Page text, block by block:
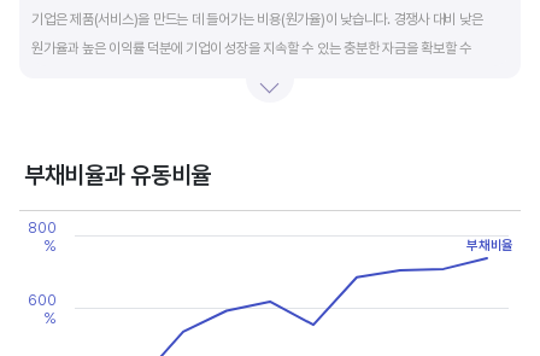
기업은 제품(서비스)을 만드는 데 들어가는 비용(원가율)이 낮습니다. 경쟁사 대비 낮은
원가율과 높은 이익률 덕분에 기업이 성장을 지속할 수 있는 충분한 자금을 확보할 수
높은 이익률을 올리고 있다면, 그 기업은 타사 대비 제품(서비스)의 경쟁력이 높은 것으로
부채비율과 유동비율
Chart
Line chart with 2 lines.
View as data table, Chart
The chart has 1 X axis displaying categories.
The chart has 2 Y axes displaying values, and values.
600
%
800
%
부채비율